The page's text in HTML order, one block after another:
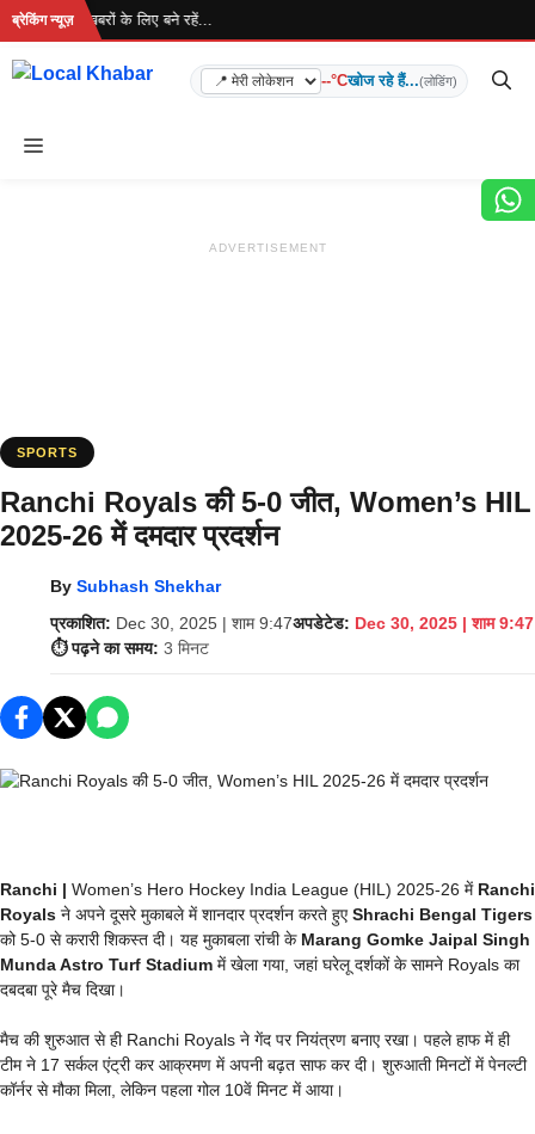
Skip
content
ब्रेकिंग न्यूज़
है... ताज़ा खबरों के लिए बने रहें...
--°Cखोज रहे हैं...(लोडिंग)
Menu
ADVERTISEMENT
SPORTS
Ranchi Royals की 5-0 जीत, Women’s HIL
2025-26 में दमदार प्रदर्शन
By Subhash Shekhar
प्रकाशित: Dec 30, 2025 | शाम 9:47अपडेटेड: Dec 30, 2025 | शाम 9:47
⏱️ पढ़ने का समय: 3 मिनट
Ranchi | Women’s Hero Hockey India League (HIL) 2025-26 में Ranchi
Royals ने अपने दूसरे मुकाबले में शानदार प्रदर्शन करते हुएShrachi Bengal Tigers
को 5-0 से करारी शिकस्त दी। यह मुकाबला रांची के Marang Gomke Jaipal Singh
Munda Astro Turf Stadium में खेला गया, जहां घरेलू दर्शकों के सामने Royals का
दबदबा पूरे मैच दिखा।
मैच की शुरुआत से ही Ranchi Royals ने गेंद पर नियंत्रण बनाए रखा। पहले हाफ में ही
टीम ने 17 सर्कल एंट्री कर आक्रमण में अपनी बढ़त साफ कर दी। शुरुआती मिनटों में पेनल्टी
कॉर्नर से मौका मिला, लेकिन पहला गोल 10वें मिनट में आया।